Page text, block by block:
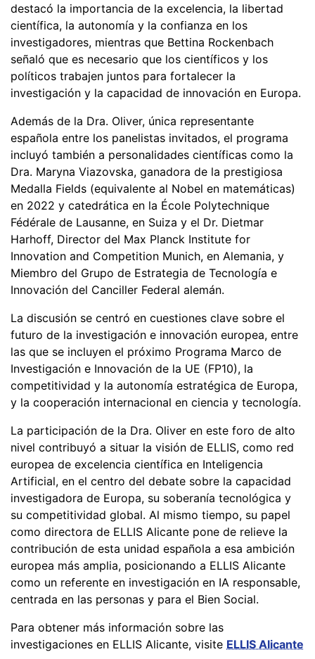
destacó la importancia de la excelencia, la libertad
científica, la autonomía y la confianza en los
investigadores, mientras que Bettina Rockenbach
señaló que es necesario que los científicos y los
políticos trabajen juntos para fortalecer la
investigación y la capacidad de innovación en Europa.
Además de la Dra. Oliver, única representante
española entre los panelistas invitados, el programa
incluyó también a personalidades científicas como la
Dra. Maryna Viazovska, ganadora de la prestigiosa
Medalla Fields (equivalente al Nobel en matemáticas)
en 2022 y catedrática en la École Polytechnique
Fédérale de Lausanne, en Suiza y el Dr. Dietmar
Harhoff, Director del Max Planck Institute for
Innovation and Competition Munich, en Alemania, y
Miembro del Grupo de Estrategia de Tecnología e
Innovación del Canciller Federal alemán.
La discusión se centró en cuestiones clave sobre el
futuro de la investigación e innovación europea, entre
las que se incluyen el próximo Programa Marco de
Investigación e Innovación de la UE (FP10), la
competitividad y la autonomía estratégica de Europa,
y la cooperación internacional en ciencia y tecnología.
La participación de la Dra. Oliver en este foro de alto
nivel contribuyó a situar la visión de ELLIS, como red
europea de excelencia científica en Inteligencia
Artificial, en el centro del debate sobre la capacidad
investigadora de Europa, su soberanía tecnológica y
su competitividad global. Al mismo tiempo, su papel
como directora de ELLIS Alicante pone de relieve la
contribución de esta unidad española a esa ambición
europea más amplia, posicionando a ELLIS Alicante
como un referente en investigación en IA responsable,
centrada en las personas y para el Bien Social.
Para obtener más información sobre las
investigaciones en ELLIS Alicante, visite ELLIS Alicante